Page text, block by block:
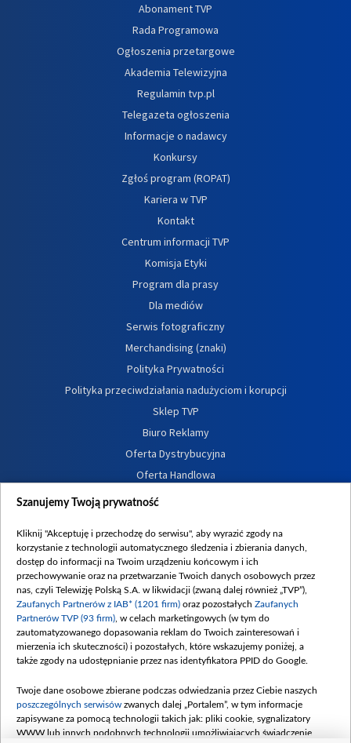
Abonament TVP
Rada Programowa
Ogłoszenia przetargowe
Akademia Telewizyjna
Regulamin tvp.pl
Telegazeta ogłoszenia
Informacje o nadawcy
Konkursy
Zgłoś program (ROPAT)
Kariera w TVP
Kontakt
Centrum informacji TVP
Komisja Etyki
Program dla prasy
Dla mediów
Serwis fotograficzny
Merchandising (znaki)
Polityka Prywatności
Polityka przeciwdziałania nadużyciom i korupcji
Sklep TVP
Biuro Reklamy
Oferta Dystrybucyjna
Oferta Handlowa
Dostępność
Procedura zgłoszeń wewnętrznych
Szanujemy Twoją prywatność
Kliknij "Akceptuję i przechodzę do serwisu", aby wyrazić zgody na
korzystanie z technologii automatycznego śledzenia i zbierania danych,
dostęp do informacji na Twoim urządzeniu końcowym i ich
przechowywanie oraz na przetwarzanie Twoich danych osobowych przez
nas, czyli Telewizję Polską S.A. w likwidacji (zwaną dalej również „TVP”),
Zaufanych Partnerów z IAB* (1201 firm) oraz pozostałych Zaufanych
Partnerów TVP (93 firm) , w celach marketingowych (w tym do
zautomatyzowanego dopasowania reklam do Twoich zainteresowań i
mierzenia ich skuteczności) i pozostałych, które wskazujemy poniżej, a
także zgody na udostępnianie przez nas identyfikatora PPID do Google.
Twoje dane osobowe zbierane podczas odwiedzania przez Ciebie naszych
poszczególnych serwisów zwanych dalej „Portalem”, w tym informacje
zapisywane za pomocą technologii takich jak: pliki cookie, sygnalizatory
WWW lub innych podobnych technologii umożliwiających świadczenie